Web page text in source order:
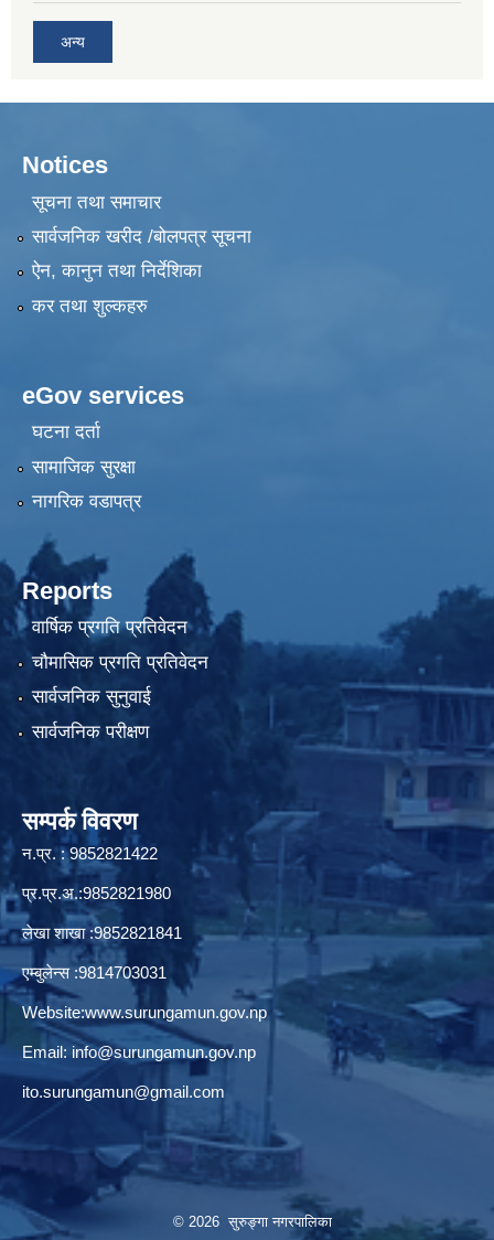
अन्य
Notices
सूचना तथा समाचार
सार्वजनिक खरीद /बोलपत्र सूचना
ऐन, कानुन तथा निर्देशिका
कर तथा शुल्कहरु
eGov services
घटना दर्ता
सामाजिक सुरक्षा
नागरिक वडापत्र
Reports
वार्षिक प्रगति प्रतिवेदन
चौमासिक प्रगति प्रतिवेदन
सार्वजनिक सुनुवाई
सार्वजनिक परीक्षण
सम्पर्क विवरण
न.प्र. : 9852821422
प्र.प्र.अ.:9852821980
लेखा शाखा :9852821841
एम्बुलेन्स :9814703031
Website:www.surungamun.gov.np
Email: info@surungamun.gov.np
ito.surungamun@gmail.com
© 2026 सुरुङ्‍गा नगरपालिका